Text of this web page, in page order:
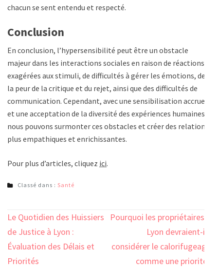
chacun se sent entendu et respecté.
Conclusion
En conclusion, l’hypersensibilité peut être un obstacle
majeur dans les interactions sociales en raison de réactions
exagérées aux stimuli, de difficultés à gérer les émotions, de
la peur de la critique et du rejet, ainsi que des difficultés de
communication. Cependant, avec une sensibilisation accrue
et une acceptation de la diversité des expériences humaines,
nous pouvons surmonter ces obstacles et créer des relations
plus empathiques et enrichissantes.
Pour plus d’articles, cliquez ici.
Classé dans : Santé
Navigation
de
l’article
Le Quotidien des Huissiers
de Justice à Lyon :
Évaluation des Délais et
Priorités
Pourquoi les propriétaires à
Lyon devraient-ils
considérer le calorifugeage
comme une priorité?